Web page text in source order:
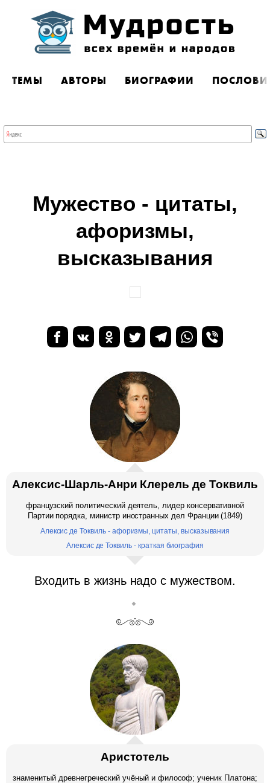
ТЕМЫ АВТОРЫ БИОГРАФИИ
Мужество - цитаты,
афоризмы,
высказывания
Алексис-Шарль-Анри Клерель де Токвиль
французский политический деятель, лидер консервативной
Партии порядка, министр иностранных дел Франции (1849)
Алексис де Токвиль - афоризмы, цитаты, высказывания
Алексис де Токвиль - краткая биография
Входить в жизнь надо с мужеством.
Аристотель
знаменитый древнегреческий учёный и философ; ученик Платона;